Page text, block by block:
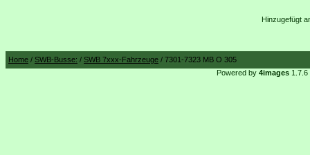
Hinzugefügt
Home / SWB-Busse: / SWB 7xxx-Fahrzeuge / 7301-7323 MB O 305
Powered by 4images1.7.6